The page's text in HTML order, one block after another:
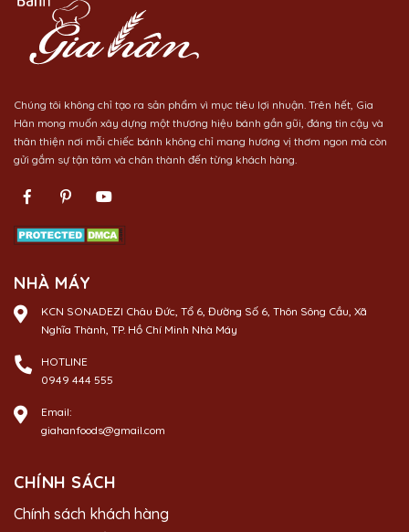
Chúng tôi không chỉ tạo ra sản phẩm vì mục tiêu lợi nhuận. Trên hết, Gia
Hân mong muốn xây dựng một thương hiệu bánh gần gũi, đáng tin cậy và
thân thiện nơi mỗi chiếc bánh không chỉ mang hương vị thơm ngon mà còn
gửi gắm sự tận tâm và chân thành đến từng khách hàng.
NHÀ MÁY
KCN SONADEZI Châu Đức, Tổ 6, Đường Số 6, Thôn Sông Cầu, Xã
Nghĩa Thành, TP. Hồ Chí Minh Nhà Máy
HOTLINE
0949 444 555
Email:
giahanfoods@gmail.com
CHÍNH SÁCH
Chính sách khách hàng